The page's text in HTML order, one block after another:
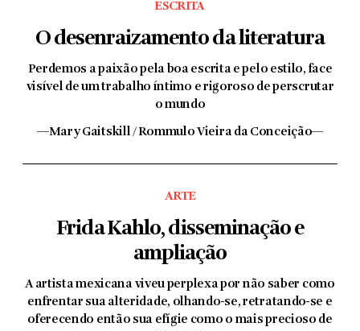
ESCRITA
O desenraizamento da literatura
Perdemos a paixão pela boa escrita e pelo estilo, face
visível de um trabalho íntimo e rigoroso de perscrutar
o mundo
—Mary Gaitskill / Rommulo Vieira da Conceição—
ARTE
Frida Kahlo, disseminação e
ampliação
A artista mexicana viveu perplexa por não saber como
enfrentar sua alteridade, olhando-se, retratando-se e
oferecendo então sua efígie como o mais precioso de